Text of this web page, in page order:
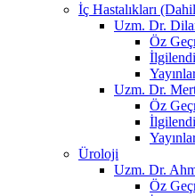
İç Hastalıkları
Uzm. Dr.
Öz
Uzm. Dr.
Öz
Üroloji
Uzm. Dr.
Öz